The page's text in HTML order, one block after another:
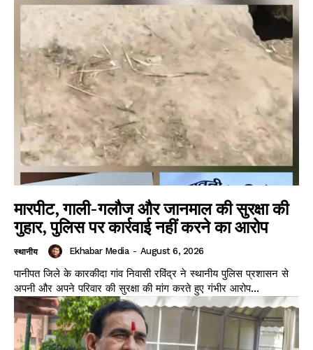
मारपीट, गाली-गलौज और जानमाल की सुरक्षा की
गुहार, पुलिस पर कार्रवाई नहीं करने का आरोप
स्थानीय Ekhabar Media - August 6, 2026
पानीपत जिले के कारकीदा गांव निवासी रविंद्र ने स्थानीय पुलिस प्रशासन से
अपनी और अपने परिवार की सुरक्षा की मांग करते हुए गंभीर आरोप...